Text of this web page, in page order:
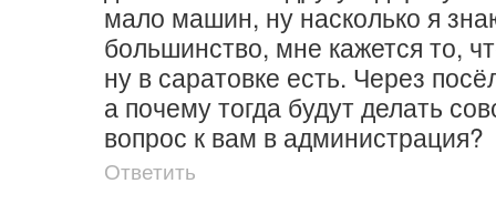
мало машин, ну насколько я
большинство, мне кажется то,
ну в саратовке есть. Через
а почему тогда будут делать
вопрос к вам в администрация?
Ответить